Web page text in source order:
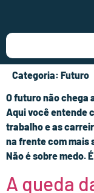
Categoria: Futuro
O futuro não chega
Aqui você entende
trabalho e as
na frente com mais
Não é sobre medo.
A queda